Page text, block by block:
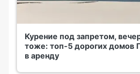
Курение под запретом,
тоже: топ-5 дорогих домов
в аренду